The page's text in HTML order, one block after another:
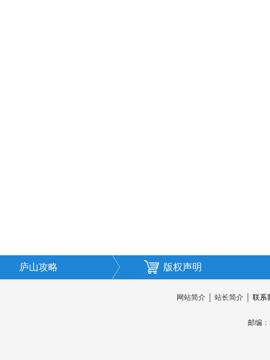
庐山攻略 版权声明
网站简介│ 站长简介│ 联系
邮编